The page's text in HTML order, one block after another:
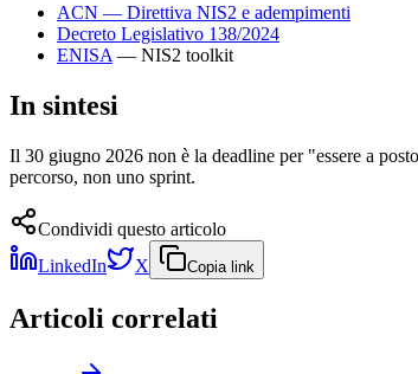
ACN — Direttiva NIS2 e adempimenti
Decreto Legislativo 138/2024
ENISA — NIS2 toolkit
In sintesi
Il 30 giugno 2026 non è la deadline per "essere a
percorso, non uno sprint.
Condividi questo articolo
LinkedIn
X Copia link
Articoli correlati